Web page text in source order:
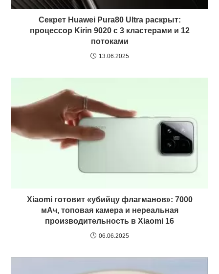
Секрет Huawei Pura80 Ultra раскрыт:
процессор Kirin 9020 с 3 кластерами и 12
потоками
13.06.2025
Xiaomi готовит «убийцу флагманов»: 7000
мАч, топовая камера и нереальная
производительность в Xiaomi 16
06.06.2025